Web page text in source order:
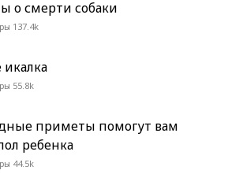
о смерти собаки
137.4k
икалка
55.8k
приметы помогут вам
ребенка
44.5k